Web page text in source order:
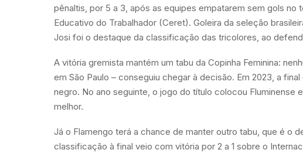
pênaltis, por 5 a 3, após as equipes empatarem sem gols no
Educativo do Trabalhador (Ceret). Goleira da seleção
Josi foi o destaque da classificação das tricolores, ao
A vitória gremista mantém um tabu da Copinha Feminina:
em São Paulo – conseguiu chegar à decisão. Em 2023, a
negro. No ano seguinte, o jogo do título colocou Fluminense
melhor.
Já o Flamengo terá a chance de manter outro tabu, que é o
classificação à final veio com vitória por 2 a 1 sobre o